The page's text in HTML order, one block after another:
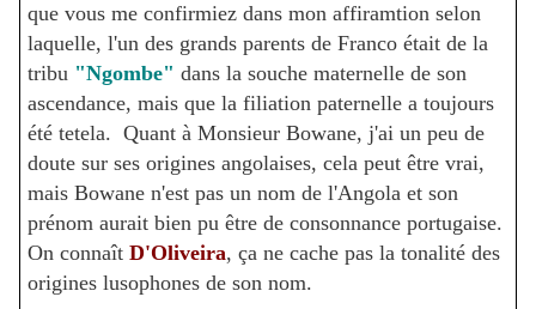
que vous me confirmiez dans mon affiramtion selon
laquelle, l'un des grands parents de Franco était de la
tribu "Ngombe" dans la souche maternelle de son
ascendance, mais que la filiation paternelle a toujours
été tetela. Quant à Monsieur Bowane, j'ai un peu de
doute sur ses origines angolaises, cela peut être vrai,
mais Bowane n'est pas un nom de l'Angola et son
prénom aurait bien pu être de consonnance portugaise.
On connaît D'Oliveira, ça ne cache pas la tonalité des
origines lusophones de son nom.